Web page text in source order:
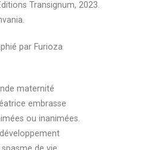
Transignum, 2023.
par Furioza
maternité
embrasse
ou inanimées.